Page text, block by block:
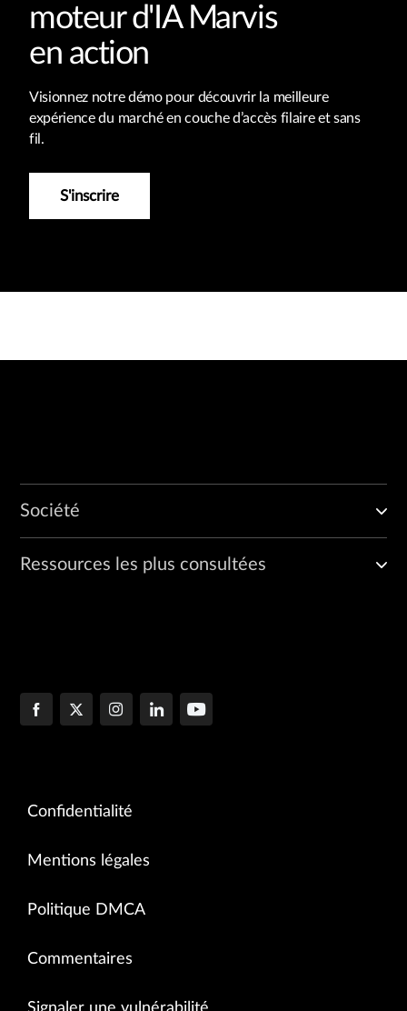
moteur d'IA Marvis
en action
Visionnez notre démo pour découvrir la meilleure
expérience du marché en couche d’accès filaire et sans
fil.
S'inscrire
Société
Ressources les plus consultées
Confidentialité
Mentions légales
Politique DMCA
Commentaires